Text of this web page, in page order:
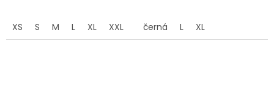
XS S M L XL XXL černá L XL